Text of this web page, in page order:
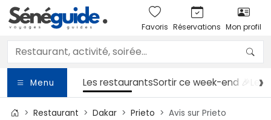
Favoris Réservations Mon profil
Menu Les restaurantsSortirce week-end 🎉
Restaurant Dakar Prieto Avis sur Prieto